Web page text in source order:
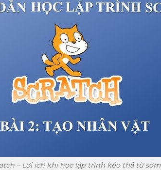
– Lợi ích khi học lập trình kéo thả từ sớm